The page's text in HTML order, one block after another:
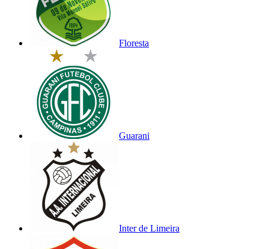
Floresta
Guarani
Inter de Limeira